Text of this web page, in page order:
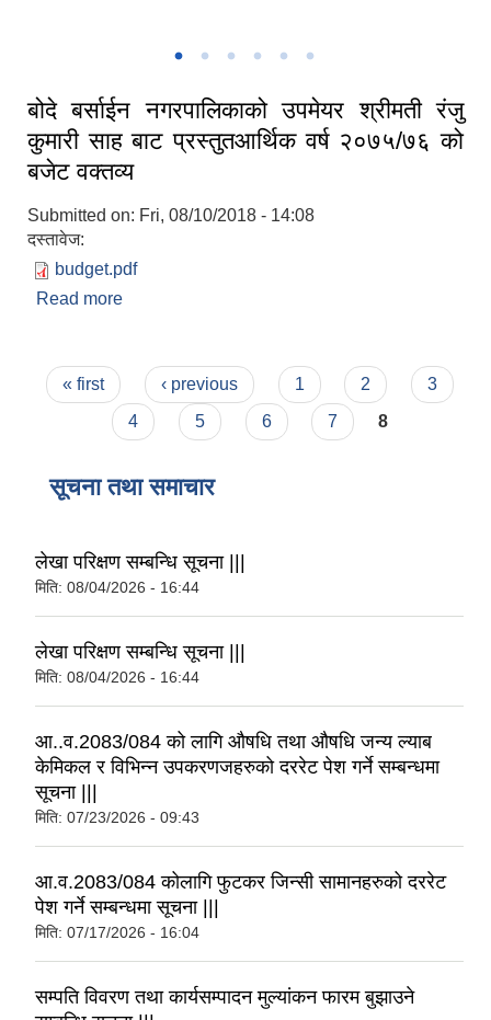
बोदे बर्साईन नगरपालिकाको उपमेयर श्रीमती रंजु
कुमारी साह बाट प्रस्तुतआर्थिक वर्ष २०७५/७६ को
बजेट वक्तव्य
Submitted on: Fri, 08/10/2018 - 14:08
दस्तावेज:
budget.pdf
Read more
Pages
« first ‹ previous 1 2
3
4
5 6 7 8
सूचना तथा समाचार
लेखा परिक्षण सम्बन्धि सूचना |||
मिति: 08/04/2026 - 16:44
लेखा परिक्षण सम्बन्धि सूचना |||
मिति: 08/04/2026 - 16:44
आ..व.2083/084 को लागि औषधि तथा औषधि जन्य ल्याब
केमिकल र विभिन्न उपकरणजहरुको दररेट पेश गर्ने सम्बन्धमा
सूचना |||
मिति: 07/23/2026 - 09:43
आ.व.2083/084 कोलागि फुटकर जिन्सी सामानहरुको दररेट
पेश गर्ने सम्बन्धमा सूचना |||
मिति: 07/17/2026 - 16:04
सम्पति विवरण तथा कार्यसम्पादन मुल्यांकन फारम बुझाउने